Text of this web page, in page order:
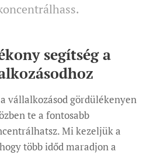
segítség a
vállalkozásod gördülékenyen
te a fontosabb
Mi kezeljük a
több időd maradjon a